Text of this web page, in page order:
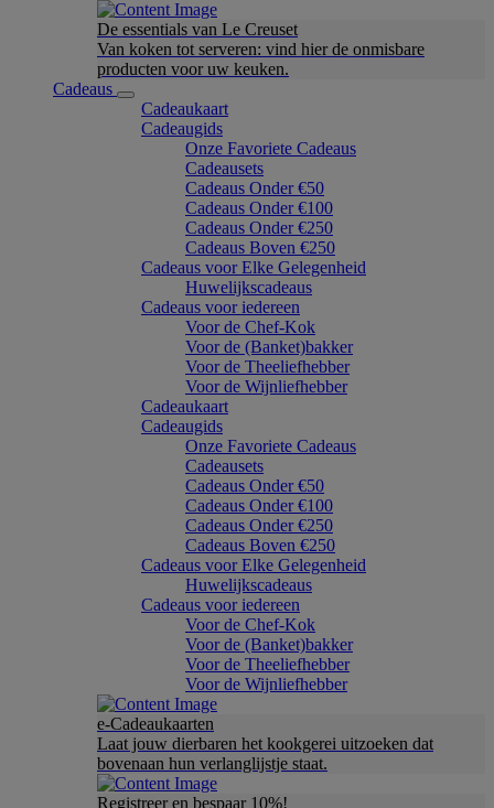
De essentials van Le Creuset
Van koken tot serveren: vind hier de onmisbare
producten voor uw keuken.
Cadeaus
Cadeaukaart
Cadeaugids
Onze Favoriete Cadeaus
Cadeausets
Cadeaus Onder €50
Cadeaus Onder €100
Cadeaus Onder €250
Cadeaus Boven €250
Cadeaus voor Elke Gelegenheid
Huwelijkscadeaus
Cadeaus voor iedereen
Voor de Chef-Kok
Voor de (Banket)bakker
Voor de Theeliefhebber
Voor de Wijnliefhebber
Cadeaukaart
Cadeaugids
Onze Favoriete Cadeaus
Cadeausets
Cadeaus Onder €50
Cadeaus Onder €100
Cadeaus Onder €250
Cadeaus Boven €250
Cadeaus voor Elke Gelegenheid
Huwelijkscadeaus
Cadeaus voor iedereen
Voor de Chef-Kok
Voor de (Banket)bakker
Voor de Theeliefhebber
Voor de Wijnliefhebber
e-Cadeaukaarten
Laat jouw dierbaren het kookgerei uitzoeken dat
bovenaan hun verlanglijstje staat.
Registreer en bespaar 10%!